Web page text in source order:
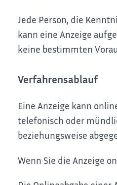
Jede Person, die
kann eine Anzeige
keine bestimmten
Verfahrensablauf
Eine Anzeige kann
telefonisch oder
beziehungsweise
Wenn Sie die Anzeige